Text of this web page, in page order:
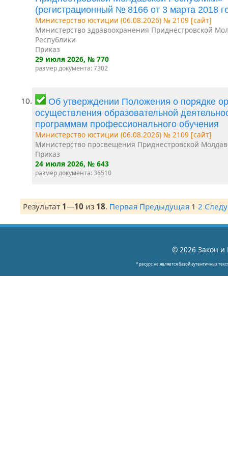
(регистрационный № 8166 от 3 марта 2018
Министерство юстиции (06.08.2026) № 2109 [сайт]
Министерство здравоохранения Приднестровской
Республики
Приказ
29 июля 2026, № 770
размер документа: 7302
10.
Об утверждении Положения о порядке
осуществления образовательной
программам профессионального обучения
Министерство юстиции (06.08.2026) № 2109 [сайт]
Министерство просвещения Приднестровской
Приказ
24 июля 2026, № 643
размер документа: 36510
Результат 1—10 из 18. Первая Предыдущая 1 2
© 2026 Закон и
* ресурс не является базой аутентичных